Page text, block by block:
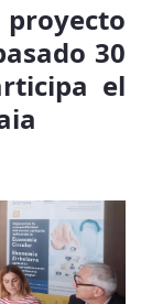
30
el